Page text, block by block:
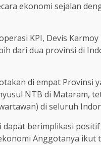
ekonomi sejalan
KPI, Devis
dari dua provinsi di
di empat Provinsi
NTB di Mataram,
di seluruh
berimplikasi
Anggotanya ikut